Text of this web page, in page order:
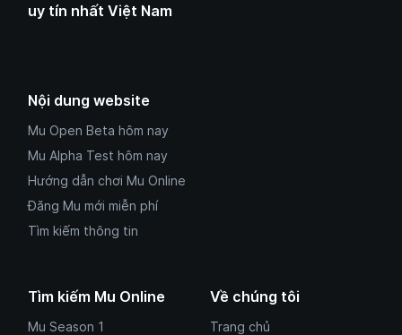
uy tín nhất Việt Nam
Nội dung website
Mu Open Beta hôm nay
Mu Alpha Test hôm nay
Hướng dẫn chơi Mu Online
Đăng Mu mới miễn phí
Tìm kiếm thông tin
Tìm kiếm Mu Online
Mu Season 1
Về chúng tôi
Trang chủ